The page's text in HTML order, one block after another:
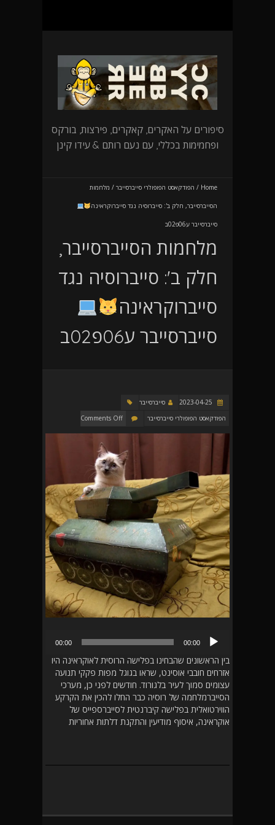
סיפורים על האקרים, קאקרים, פירצות, בורקס
ופחמימות בכללי, עם נעם רותם & עידו קינן
Home
/ הפודקאסט הפופולרי סייברסייבר / מלחמות
הסייברסייבר, חלק ב': סייברוסיה נגד סייברוקראינה
סייברסייבר ע06פ02ב
מלחמות הסייברסייבר,
חלק ב': סייברוסיה נגד
סייברוקראינה
סייברסייבר ע06פ02ב
סייברסייבר
הפודקאסט הפופולרי סייברסייבר
Comments Off
00:00
00:00
בין הראשונים שהבחינו בפלישה הרוסית לאוקראינה היו
אזרחים חובבי אוסינט, שראו בגוגל מפות פקקי תנועה
עצומים סמוך לעיר בלגורוד. חודשים לפני כן, מערכי
הסייברמלחמה של רוסיה כבר החלו להכין את הקרקע
הווירטואלית בפלישה קיברנטית לסייברספייס של
אוקראינה, איסוף מודיעין והתקנת דלתות אחוריות